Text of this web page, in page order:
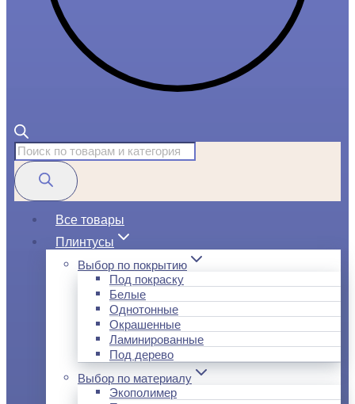
Поиск
товаров
Все товары
Плинтусы
Выбор по покрытию
Под покраску
Белые
Однотонные
Окрашенные
Ламинированные
Под дерево
Выбор по материалу
Экополимер